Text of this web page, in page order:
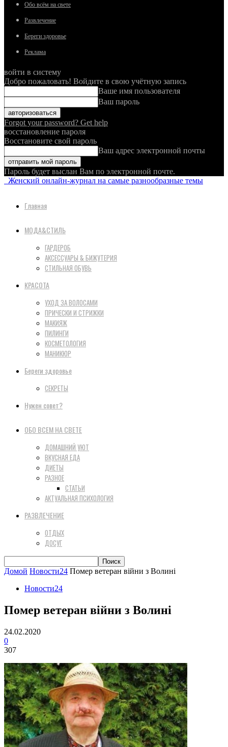
Обо всём на свете
Развлечение
Береги здоровье
Реклама
войти в систему
Добро пожаловать! Войдите в свою учётную запись
Ваше имя пользователя
Ваш пароль
Forgot your password? Get help
восстановление пароля
Восстановите свой пароль
Ваш адрес электронной почты
Пароль будет выслан Вам по электронной почте.
Женский онлайн-журнал на самые разнообразные темы
Главная
МОДА&СТИЛЬ
ГАРДЕРОБ
АКСЕССУАРЫ & БИЖУТЕРИЯ
СТИЛЬНАЯ ОБУВЬ
КРАСОТА
УХОД ЗА ВОЛОСАМИ
ПРИЧЕСКИ И СТРИЖКИ
МАКИЯЖ
ПИЛИНГИ
КОСМЕТОЛОГИЯ
МАНИКЮР
Береги здоровье
СЕКРЕТЫ
Нужен совет?
ОБО ВСЕМ НА СВЕТЕ
ДОМАШНИЙ УЮТ
ВКУСНАЯ ЕДА
ДИЕТЫ
РАЗНОЕ
СТАТЬИ
АКТУАЛЬНАЯ ПСИХОЛОГИЯ
РАЗВЛЕЧЕНИЕ
ОТДЫХ
ДОСУГ
Домой Новости24 Помер ветеран війни з Волині
Новости24
Помер ветеран війни з Волині
24.02.2020
0
307